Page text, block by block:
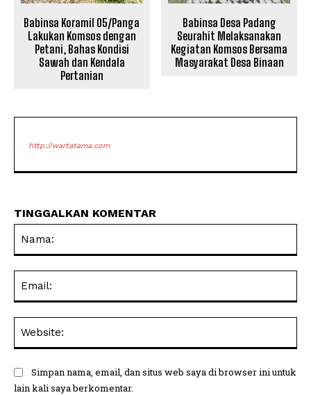
Babinsa Koramil 05/Panga
Lakukan Komsos dengan
Petani, Bahas Kondisi
Sawah dan Kendala
Pertanian
Babinsa Desa Padang
Seurahit Melaksanakan
Kegiatan Komsos Bersama
Masyarakat Desa Binaan
http://wartatama.com
TINGGALKAN KOMENTAR
Simpan nama, email, dan situs web saya di browser ini untuk
lain kali saya berkomentar.